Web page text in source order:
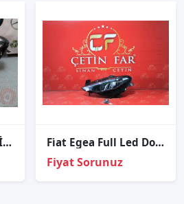
FIAT EGEA MERCEKLİ SOL ÖN FAR ORJİNAL ÇIKMA Fi̇at Egea Full Led Dolu Sol Far 5221328400
Fiyat Sorunuz